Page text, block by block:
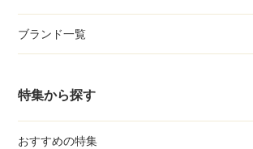
ブランド一覧
特集から探す
おすすめの特集